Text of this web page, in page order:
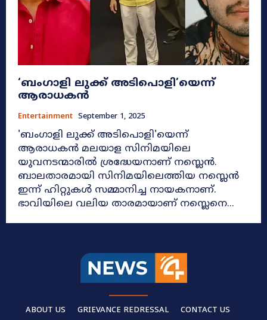
‘ബംഗാളി ലുക്ക് അടിപൊളി’യെന്ന്
ആരാധകൻ
Entertainment September 1, 2025
'ബംഗാളി ലുക്ക് അടിപൊളി'യെന്ന്
ആരാധകൻ മലയാള സിനിമയിലെ
യുവനടന്മാരിൽ ശ്രദ്ധേയനാണ് നസ്ലെൻ.
ബാലതാരമായി സിനിമയിലെത്തിയ നസ്ലെൻ
ഇന്ന് ഹിറ്റുകൾ സമ്മാനിച്ച നായകനാണ്.
ഭാവിയിലെ വലിയ താരമായാണ് നസ്ലെനെ...
ABOUT US GRIEVANCE REDRESSAL CONTACT US